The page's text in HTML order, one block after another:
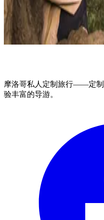
摩洛哥私人定制旅行——定
验丰富的导游。